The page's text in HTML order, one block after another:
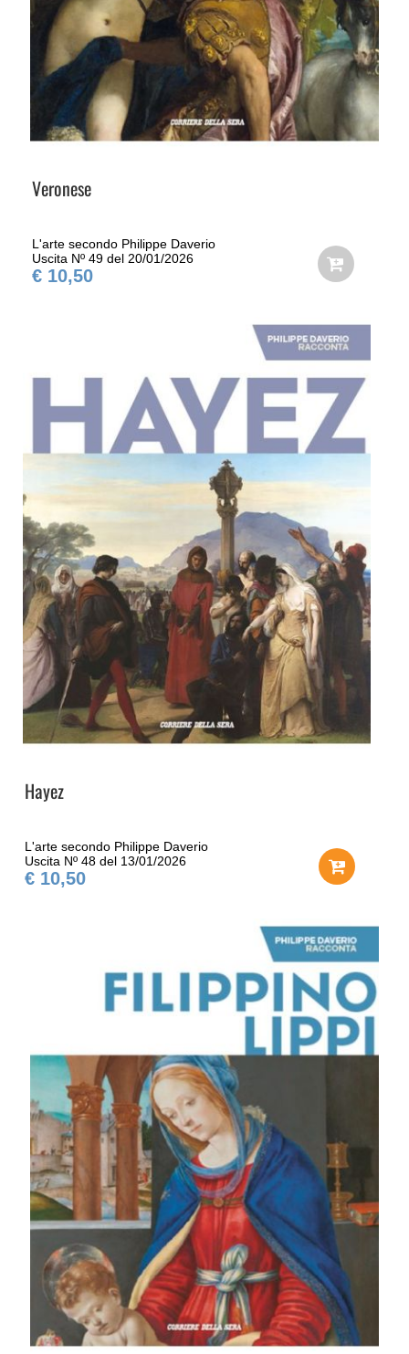
Veronese
L'arte secondo Philippe Daverio
Uscita Nº 49 del 20/01/2026
€ 10,50
Hayez
L'arte secondo Philippe Daverio
Uscita Nº 48 del 13/01/2026
€ 10,50